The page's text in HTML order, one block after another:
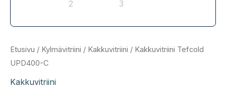
Etusivu / Kylmävitriini / Kakkuvitriini / Kakkuvitriini Tefcold
UPD400-C
Kakkuvitriini